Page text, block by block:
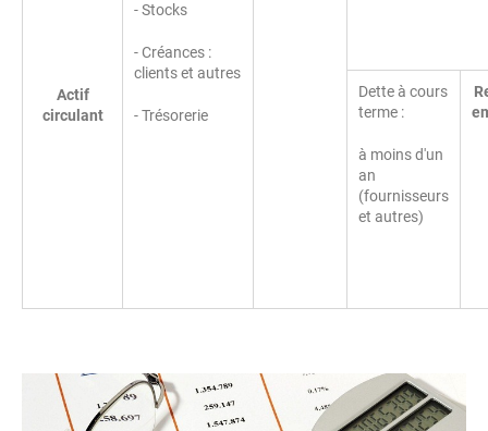
Actif
circulant
- Stocks
- Créances :
clients et autres
- Trésorerie
Dette à cours
terme :
à moins d'un
an
(fournisseurs
et autres)